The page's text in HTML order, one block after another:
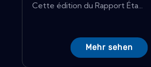
Cette édition du Rapport Éta...
Mehr sehen